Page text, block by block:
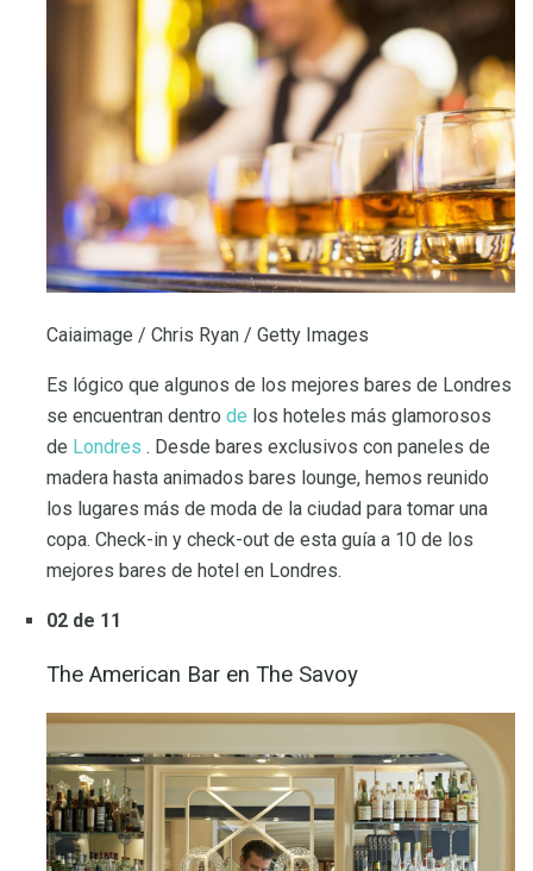
Caiaimage / Chris Ryan / Getty Images
Es lógico que algunos de los mejores bares de Londres
se encuentran dentro de los hoteles más glamorosos
de Londres . Desde bares exclusivos con paneles de
madera hasta animados bares lounge, hemos reunido
los lugares más de moda de la ciudad para tomar una
copa. Check-in y check-out de esta guía a 10 de los
mejores bares de hotel en Londres.
02 de 11
The American Bar en The Savoy